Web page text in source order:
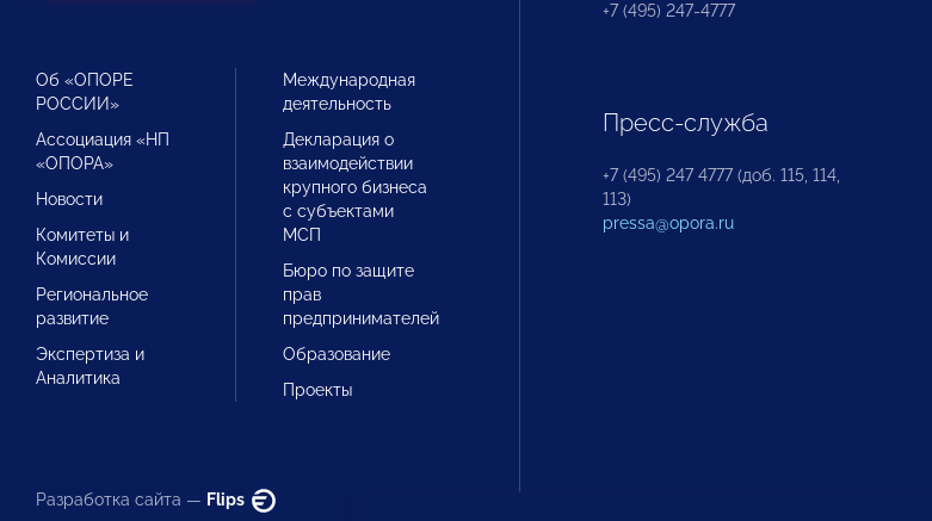
Об «ОПОРЕ
РОССИИ»
Ассоциация «НП
«ОПОРА»
Новости
Комитеты и
Комиссии
Региональное
развитие
Экспертиза и
Аналитика
Международная
деятельность
Декларация о
взаимодействии
крупного бизнеса
с субъектами
МСП
Бюро по защите
прав
предпринимателей
Образование
Проекты
Разработка сайта — Flips
+7 (495) 247-4777
Пресс-служба
+7 (495) 247 4777 (доб. 115, 114,
113)
pressa@opora.ru